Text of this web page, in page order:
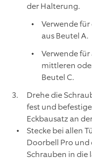
der Halterung.
Verwende
aus Beutel A.
Verwende
mittleren
Beutel C.
Drehe die
fest und
Eckbausatz an
Stecke bei allen
Doorbell Pro und
Schrauben in die